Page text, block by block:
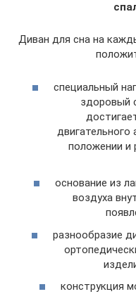
Диван для сна на
специальный
здоровый
двигательного
положении и
основание из
воздуха
разнообразие
конструкция